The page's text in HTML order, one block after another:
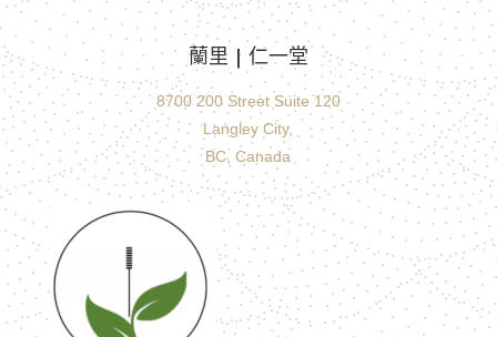
蘭里 | 仁一堂
8700 200 Street Suite 120
Langley City,
BC, Canada